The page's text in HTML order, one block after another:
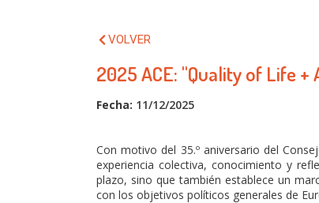
VOLVER
2025 ACE: "Quality of Life
Fecha: 11/12/2025
Con motivo del 35.º aniversario del
experiencia colectiva, conocimiento y
plazo, sino que también establece un
con los objetivos políticos generales de